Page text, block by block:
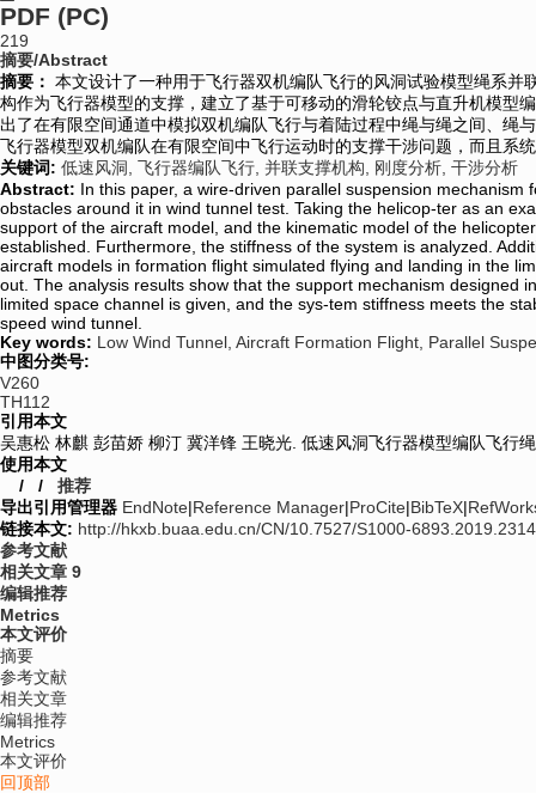
PDF (PC)
219
摘要/Abstract
摘要： 本文设计了一种用于飞行器双机编队飞行的风洞试验模型绳系
构作为飞行器模型的支撑，建立了基于可移动的滑轮铰点与直升机模型
出了在有限空间通道中模拟双机编队飞行与着陆过程中绳与绳之间、绳
飞行器模型双机编队在有限空间中飞行运动时的支撑干涉问题，而且系
关键词: 低速风洞, 飞行器编队飞行, 并联支撑机构, 刚度分析, 干涉分析
Abstract: In this paper, a wire-driven parallel suspension
obstacles around it in wind tunnel test. Taking the helicop-ter as an
support of the aircraft model, and the kinematic model of the
established. Furthermore, the stiffness of the system is analyzed.
aircraft models in formation flight simulated flying and landing in the
out. The analysis results show that the support mechanism designed
limited space channel is given, and the sys-tem stiffness meets the
speed wind tunnel.
Key words: Low Wind Tunnel, Aircraft Formation Flight, Parallel
中图分类号:
V260
TH112
引用本文
吴惠松 林麒 彭苗娇 柳汀 冀洋锋 王晓光. 低速风洞飞行器模型编队飞行
使用本文
/ / 推荐
导出引用管理器 EndNote|Reference Manager|ProCite|BibTeX|
链接本文: http://hkxb.buaa.edu.cn/CN/10.7527/S1000-
参考文献
相关文章 9
编辑推荐
Metrics
本文评价
摘要
参考文献
相关文章
编辑推荐
Metrics
本文评价
回顶部